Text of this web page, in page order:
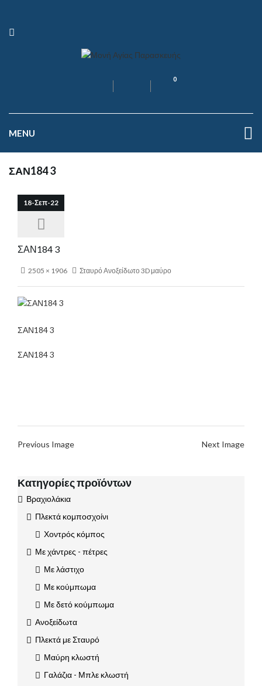
0
MENU
ΣΑΝ184 3
18-Σεπ-22
ΣΑΝ184 3
2505 × 1906 Σταυρό Ανοξείδωτο 3D μαύρο
ΣΑΝ184 3
ΣΑΝ184 3
Previous Image Next Image
Κατηγορίες προϊόντων
Βραχιολάκια
Πλεκτά κομποσχοίνι
Χοντρός κόμπος
Με χάντρες - πέτρες
Με λάστιχο
Με κούμπωμα
Με δετό κούμπωμα
Ανοξείδωτα
Πλεκτά με Σταυρό
Μαύρη κλωστή
Γαλάζια - Μπλε κλωστή